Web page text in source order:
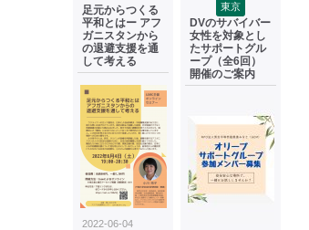
足元からつくる
平和とはー アフ
ガニスタンから
の退避支援を通
して考える
2022-06-04
東京
DVのサバイバー
女性を対象とし
たサポートグル
ープ（全6回）
開催のご案内